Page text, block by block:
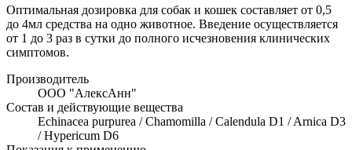
Оптимальная дозировка для собак и кошек составляет от 0,5
до 4мл средства на одно животное. Введение осуществляется
от 1 до 3 раз в сутки до полного исчезновения клинических
симптомов.
Производитель
ООО "АлексАнн"
Состав и действующие вещества
Echinacea purpurea / Chamomilla / Calendula D1 / Arnica D3
/ Hypericum D6